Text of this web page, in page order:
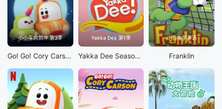
小小车向前冲 第3季
Go! Go! Cory Carson S3
Yakka Dee 第1季
Yakka Dee Season 1
小乌龟学美语
Franklin